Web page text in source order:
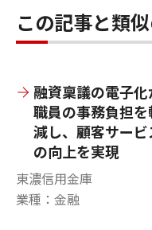
この記事と類
融資稟議の電子化
職員の事務負担を
減し、顧客サービ
の向上を実現
東濃信用金庫
業種：金融